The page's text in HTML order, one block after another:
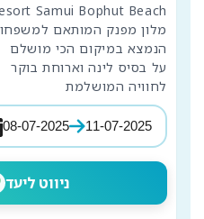
לחוויה המושלמת
08-07-2025 11-07-2025
ניווט ליעד